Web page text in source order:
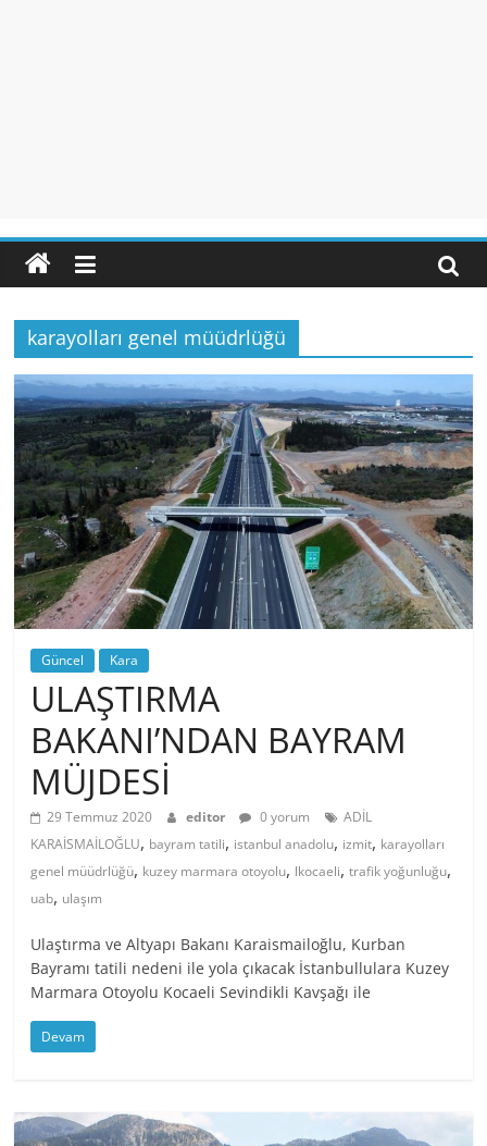
karayolları genel müüdrlüğü
Güncel Kara
ULAŞTIRMA
BAKANI’NDAN BAYRAM
MÜJDESİ
29 Temmuz 2020 editor 0 yorum
ADİL
KARAİSMAİLOĞLU, bayram tatili, istanbul anadolu, izmit, karayolları
genel müüdrlüğü, kuzey marmara otoyolu, lkocaeli,trafik yoğunluğu,
uab, ulaşım
Ulaştırma ve Altyapı Bakanı Karaismailoğlu, Kurban
Bayramı tatili nedeni ile yola çıkacak İstanbullulara Kuzey
Marmara Otoyolu Kocaeli Sevindikli Kavşağı ile
Devam